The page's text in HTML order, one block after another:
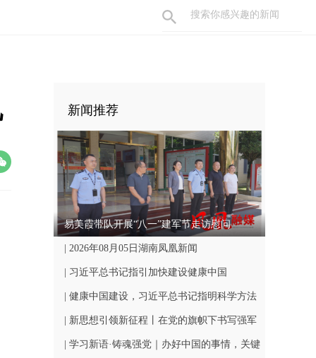
新闻推荐
易美霞带队开展“八一”建军节走访慰问
| 2026年08月05日湖南凤凰新闻
| 习近平总书记指引加快建设健康中国
| 健康中国建设，习近平总书记指明科学方法
论
| 新思想引领新征程丨在党的旗帜下书写强军
兴军新荣光
| 学习新语·铸魂强党｜办好中国的事情，关键